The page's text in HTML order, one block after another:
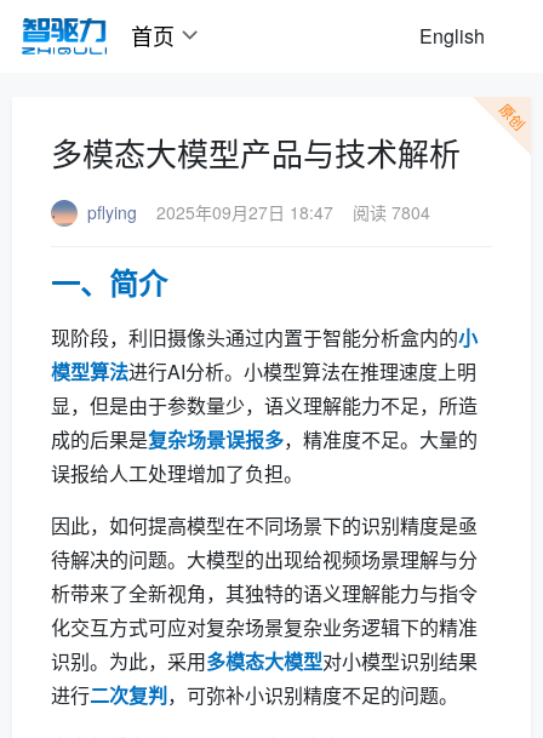
首页 English
原创
多模态大模型产品与技术解析
pflying 2025年09月27日 18:47 阅读 7804
一、简介
现阶段，利旧摄像头通过内置于智能分析盒内的小
模型算法进行AI分析。小模型算法在推理速度上明
显，但是由于参数量少，语义理解能力不足，所造
成的后果是复杂场景误报多，精准度不足。大量的
误报给人工处理增加了负担。
因此，如何提高模型在不同场景下的识别精度是亟
待解决的问题。大模型的出现给视频场景理解与分
析带来了全新视角，其独特的语义理解能力与指令
化交互方式可应对复杂场景复杂业务逻辑下的精准
识别。为此，采用 多模态大模型对小模型识别结果
进行二次复判 ，可弥补小识别精度不足的问题。